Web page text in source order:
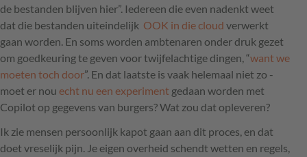
de bestanden blijven hier”. Iedereen die even nadenkt weet
dat die bestanden uiteindelijk OOK in die cloud verwerkt
gaan worden. En soms worden ambtenaren onder druk gezet
om goedkeuring te geven voor twijfelachtige dingen, “want we
moeten toch door”. En dat laatste is vaak helemaal niet zo -
moet er nou echt nu een experiment gedaan worden met
Copilot op gegevens van burgers? Wat zou dat opleveren?
Ik zie mensen persoonlijk kapot gaan aan dit proces, en dat
doet vreselijk pijn. Je eigen overheid schendt wetten en regels,